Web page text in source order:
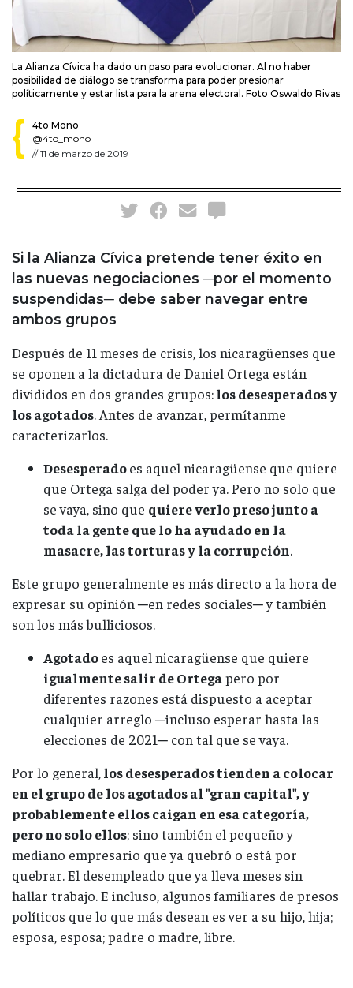
La Alianza Cívica ha dado un paso para evolucionar. Al no haber
posibilidad de diálogo se transforma para poder presionar
políticamente y estar lista para la arena electoral. Foto Oswaldo Rivas
4to Mono
@4to_mono
//11 de marzo de 2019
Si la Alianza Cívica pretende tener éxito en
las nuevas negociaciones ─por el momento
suspendidas─ debe saber navegar entre
ambos grupos
Después de 11 meses de crisis, los nicaragüenses que
se oponen a la dictadura de Daniel Ortega están
divididos en dos grandes grupos:los desesperados y
los agotados. Antes de avanzar, permítanme
caracterizarlos.
Desesperadoes aquel nicaragüense que quiere
que Ortega salga del poder ya. Pero no solo que
se vaya, sino que quiere verlo preso junto a
toda la gente que lo ha ayudado en la
masacre, las torturas y la corrupción.
Este grupo generalmente es más directo a la hora de
expresar su opinión ─en redes sociales─ y también
son los más bulliciosos.
Agotadoes aquel nicaragüense que quiere
igualmente salir de Ortegapero por
diferentes razones está dispuesto a aceptar
cualquier arreglo ─incluso esperar hasta las
elecciones de 2021─ con tal que se vaya.
Por lo general,los desesperados tienden a colocar
en el grupo de los agotados al "gran capital", y
probablemente ellos caigan en esa categoría,
pero no solo ellos; sino también el pequeño y
mediano empresario que ya quebró o está por
quebrar. El desempleado que ya lleva meses sin
hallar trabajo. E incluso, algunos familiares de presos
políticos que lo que más desean es ver a su hijo, hija;
esposa, esposa; padre o madre, libre.